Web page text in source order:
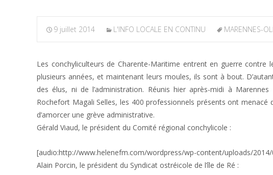
9 juillet 2014 L'INFO LOCALE EN CONTINU MARENNES-
Les conchyliculteurs de Charente-Maritime entrent en guerre
plusieurs années, et maintenant leurs moules, ils sont à bout.
des élus, ni de l’administration. Réunis hier après-midi à
Rochefort Magali Selles, les 400 professionnels présents ont
d’amorcer une grève administrative.
Gérald Viaud, le président du Comité régional conchylicole :
[audio:http://www.helenefm.com/wordpress/wp-content/uploads/
Alain Porcin, le président du Syndicat ostréicole de l’île de Ré :